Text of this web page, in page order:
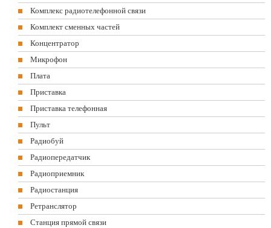
Комплекс радиотелефонной связи
Комплект сменных частей
Концентратор
Микрофон
Плата
Приставка
Приставка телефонная
Пульт
Радиобуй
Радиопередатчик
Радиоприемник
Радиостанция
Ретранслятор
Станция прямой связи